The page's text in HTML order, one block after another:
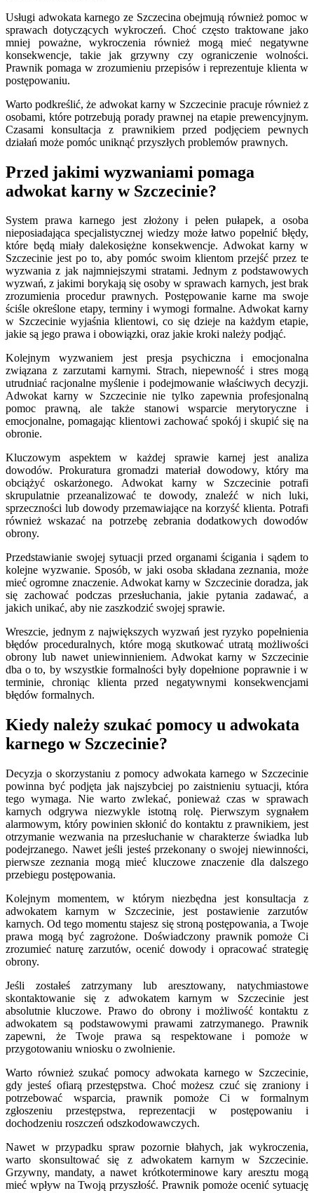
Usługi adwokata karnego ze Szczecina obejmują również pomoc w
sprawach dotyczących wykroczeń. Choć często traktowane jako
mniej poważne, wykroczenia również mogą mieć negatywne
konsekwencje, takie jak grzywny czy ograniczenie wolności.
Prawnik pomaga w zrozumieniu przepisów i reprezentuje klienta w
postępowaniu.
Warto podkreślić, że adwokat karny w Szczecinie pracuje również z
osobami, które potrzebują porady prawnej na etapie prewencyjnym.
Czasami konsultacja z prawnikiem przed podjęciem pewnych
działań może pomóc uniknąć przyszłych problemów prawnych.
Przed jakimi wyzwaniami pomaga
adwokat karny w Szczecinie?
System prawa karnego jest złożony i pełen pułapek, a osoba
nieposiadająca specjalistycznej wiedzy może łatwo popełnić błędy,
które będą miały dalekosiężne konsekwencje. Adwokat karny w
Szczecinie jest po to, aby pomóc swoim klientom przejść przez te
wyzwania z jak najmniejszymi stratami. Jednym z podstawowych
wyzwań, z jakimi borykają się osoby w sprawach karnych, jest brak
zrozumienia procedur prawnych. Postępowanie karne ma swoje
ściśle określone etapy, terminy i wymogi formalne. Adwokat karny
w Szczecinie wyjaśnia klientowi, co się dzieje na każdym etapie,
jakie są jego prawa i obowiązki, oraz jakie kroki należy podjąć.
Kolejnym wyzwaniem jest presja psychiczna i emocjonalna
związana z zarzutami karnymi. Strach, niepewność i stres mogą
utrudniać racjonalne myślenie i podejmowanie właściwych decyzji.
Adwokat karny w Szczecinie nie tylko zapewnia profesjonalną
pomoc prawną, ale także stanowi wsparcie merytoryczne i
emocjonalne, pomagając klientowi zachować spokój i skupić się na
obronie.
Kluczowym aspektem w każdej sprawie karnej jest analiza
dowodów. Prokuratura gromadzi materiał dowodowy, który ma
obciążyć oskarżonego. Adwokat karny w Szczecinie potrafi
skrupulatnie przeanalizować te dowody, znaleźć w nich luki,
sprzeczności lub dowody przemawiające na korzyść klienta. Potrafi
również wskazać na potrzebę zebrania dodatkowych dowodów
obrony.
Przedstawianie swojej sytuacji przed organami ścigania i sądem to
kolejne wyzwanie. Sposób, w jaki osoba składana zeznania, może
mieć ogromne znaczenie. Adwokat karny w Szczecinie doradza, jak
się zachować podczas przesłuchania, jakie pytania zadawać, a
jakich unikać, aby nie zaszkodzić swojej sprawie.
Wreszcie, jednym z największych wyzwań jest ryzyko popełnienia
błędów proceduralnych, które mogą skutkować utratą możliwości
obrony lub nawet uniewinnieniem. Adwokat karny w Szczecinie
dba o to, by wszystkie formalności były dopełnione poprawnie i w
terminie, chroniąc klienta przed negatywnymi konsekwencjami
błędów formalnych.
Kiedy należy szukać pomocy u adwokata
karnego w Szczecinie?
Decyzja o skorzystaniu z pomocy adwokata karnego w Szczecinie
powinna być podjęta jak najszybciej po zaistnieniu sytuacji, która
tego wymaga. Nie warto zwlekać, ponieważ czas w sprawach
karnych odgrywa niezwykle istotną rolę. Pierwszym sygnałem
alarmowym, który powinien skłonić do kontaktu z prawnikiem, jest
otrzymanie wezwania na przesłuchanie w charakterze świadka lub
podejrzanego. Nawet jeśli jesteś przekonany o swojej niewinności,
pierwsze zeznania mogą mieć kluczowe znaczenie dla dalszego
przebiegu postępowania.
Kolejnym momentem, w którym niezbędna jest konsultacja z
adwokatem karnym w Szczecinie, jest postawienie zarzutów
karnych. Od tego momentu stajesz się stroną postępowania, a Twoje
prawa mogą być zagrożone. Doświadczony prawnik pomoże Ci
zrozumieć naturę zarzutów, ocenić dowody i opracować strategię
obrony.
Jeśli zostałeś zatrzymany lub aresztowany, natychmiastowe
skontaktowanie się z adwokatem karnym w Szczecinie jest
absolutnie kluczowe. Prawo do obrony i możliwość kontaktu z
adwokatem są podstawowymi prawami zatrzymanego. Prawnik
zapewni, że Twoje prawa są respektowane i pomoże w
przygotowaniu wniosku o zwolnienie.
Warto również szukać pomocy adwokata karnego w Szczecinie,
gdy jesteś ofiarą przestępstwa. Choć możesz czuć się zraniony i
potrzebować wsparcia, prawnik pomoże Ci w formalnym
zgłoszeniu przestępstwa, reprezentacji w postępowaniu i
dochodzeniu roszczeń odszkodowawczych.
Nawet w przypadku spraw pozornie błahych, jak wykroczenia,
warto skonsultować się z adwokatem karnym w Szczecinie.
Grzywny, mandaty, a nawet krótkoterminowe kary aresztu mogą
mieć wpływ na Twoją przyszłość. Prawnik pomoże ocenić sytuację